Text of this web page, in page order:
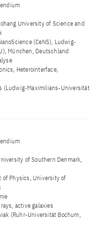
University of Science and
(CeNS), Ludwig-
München, Deutschland
Heterointerface,
(Ludwig-Maximilians-Universität
of Southern Denmark,
of Physics, University of
active galaxies
(Ruhr-Universität Bochum,